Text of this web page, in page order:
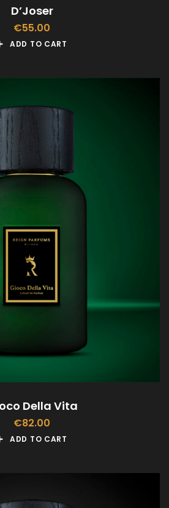
D’Joser
€55.00
ADD TO CART
Della Vita
€82.00
ADD TO CART